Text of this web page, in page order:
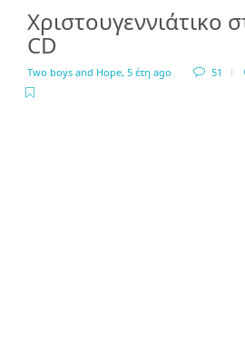
Χριστουγεννιάτικο
CD
Two boys and Hope, 5 έτη ago 51